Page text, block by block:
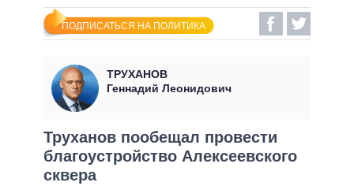
ЛЕНТА
СОБЫТИЯ
СТАТЬИ
МНЕНИЯ
ОБЗОРЫ
ДАЙДЖЕСТЫ
ПОЛИТИКА
ЭКОНОМИКА
МИР
ОБЕЩАНИЯ
ВСЕ ПОЛИТИКИ
ПРЕЗИДЕНТ И ОФИС
ВЕРХОВНАЯ РАДА
КАБИНЕТ МИНИСТРОВ
ГЛАВЫ ОБЛАДМИНИСТРАЦИЙ
ИНФОГРАФИКА
ПОДДЕРЖАТЬ
ПОДПИСАТЬСЯ НА ПОЛИТИКА
ТРУХАНОВ
Геннадий Леонидович
Труханов пообещал провести
благоустройство Алексеевского
сквера